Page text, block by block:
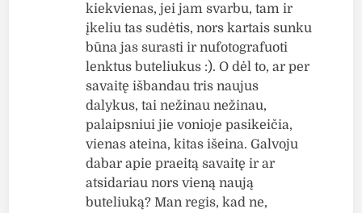
kiekvienas, jei jam svarbu, tam ir
įkeliu tas sudėtis, nors kartais sunku
būna jas surasti ir nufotografuoti
lenktus buteliukus :). O dėl to, ar per
savaitę išbandau tris naujus
dalykus, tai nežinau nežinau,
palaipsniui jie vonioje pasikeičia,
vienas ateina, kitas išeina. Galvoju
dabar apie praeitą savaitę ir ar
atsidariau nors vieną naują
buteliuką? Man regis, kad ne,